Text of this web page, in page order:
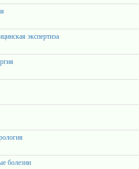
экспертиза
болезни